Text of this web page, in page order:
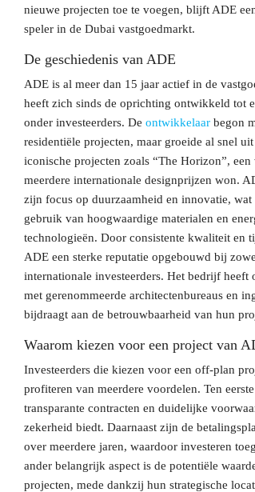
nieuwe projecten toe te voegen, blijft ADE
speler in de Dubai vastgoedmarkt.
De geschiedenis van ADE
ADE is al meer dan 15 jaar actief in de
heeft zich sinds de oprichting ontwikkeld tot
onder investeerders. Deontwikkelaar begon
residentiële projecten, maar groeide al snel
iconische projecten zoals “The Horizon”,
meerdere internationale designprijzen won.
zijn focus op duurzaamheid en innovatie,
gebruik van hoogwaardige materialen en
technologieën. Door consistente kwaliteit en
ADE een sterke reputatie opgebouwd bij
internationale investeerders. Het bedrijf heeft
met gerenommeerde architectenbureaus en
bijdraagt aan de betrouwbaarheid van hun
Waarom kiezen voor een project van
Investeerders die kiezen voor een off-plan
profiteren van meerdere voordelen. Ten
transparante contracten en duidelijke
zekerheid biedt. Daarnaast zijn de
over meerdere jaren, waardoor investeren
ander belangrijk aspect is de potentiële
projecten, mede dankzij hun strategische